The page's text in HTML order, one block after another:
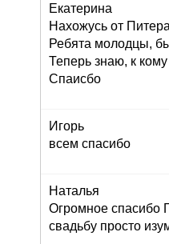
Екатерина
Нахожусь от
Ребята молодцы,
Теперь знаю, к
Спаисбо
Игорь
всем спасибо
Наталья
Огромное спасибо
свадьбу просто